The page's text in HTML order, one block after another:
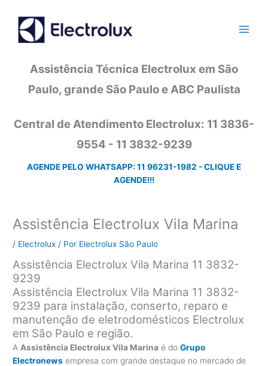
conteúdo
Assistência Técnica Electrolux em São
Paulo, grande São Paulo e ABC Paulista
Central de Atendimento Electrolux: 11 3836-
9554 - 11 3832-9239
AGENDE PELO WHATSAPP: 11 96231-1982 - CLIQUE E
AGENDE!!!
Assistência Electrolux Vila Marina
/ Electrolux / Por Electrolux São Paulo
Assistência Electrolux Vila Marina 11 3832-
9239
Assistência Electrolux Vila Marina 11 3832-
9239 para instalação, conserto, reparo e
manutenção de eletrodomésticos Electrolux
em São Paulo e região.
A Assistência Electrolux Vila Marina é doGrupo
Electronews empresa com grande destaque no mercado de